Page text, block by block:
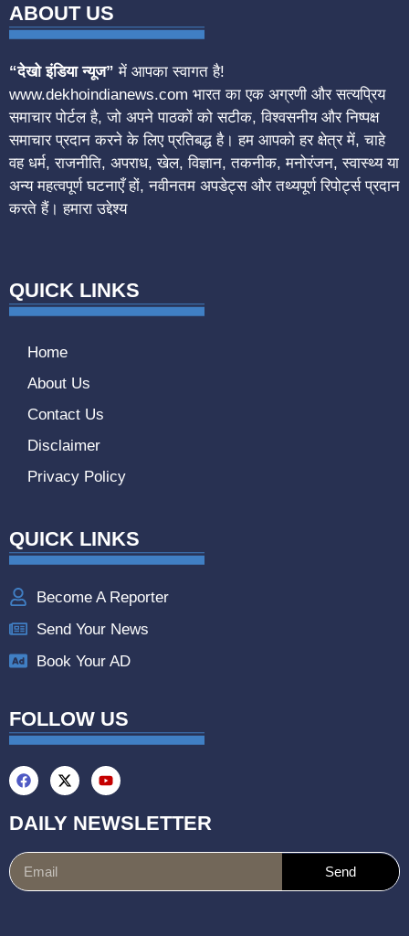
ABOUT US
“देखो इंडिया न्यूज” में आपका स्वागत है!
www.dekhoindianews.com भारत का एक अग्रणी और सत्यप्रिय
समाचार पोर्टल है, जो अपने पाठकों को सटीक, विश्वसनीय और निष्पक्ष
समाचार प्रदान करने के लिए प्रतिबद्ध है। हम आपको हर क्षेत्र में, चाहे
वह धर्म, राजनीति, अपराध, खेल, विज्ञान, तकनीक, मनोरंजन, स्वास्थ्य या
अन्य महत्वपूर्ण घटनाएँ हों, नवीनतम अपडेट्स और तथ्यपूर्ण रिपोर्ट्स प्रदान
करते हैं। हमारा उद्देश्य
QUICK LINKS
Home
About Us
Contact Us
Disclaimer
Privacy Policy
QUICK LINKS
Become A Reporter
Send Your News
Book Your AD
FOLLOW US
DAILY NEWSLETTER
Send